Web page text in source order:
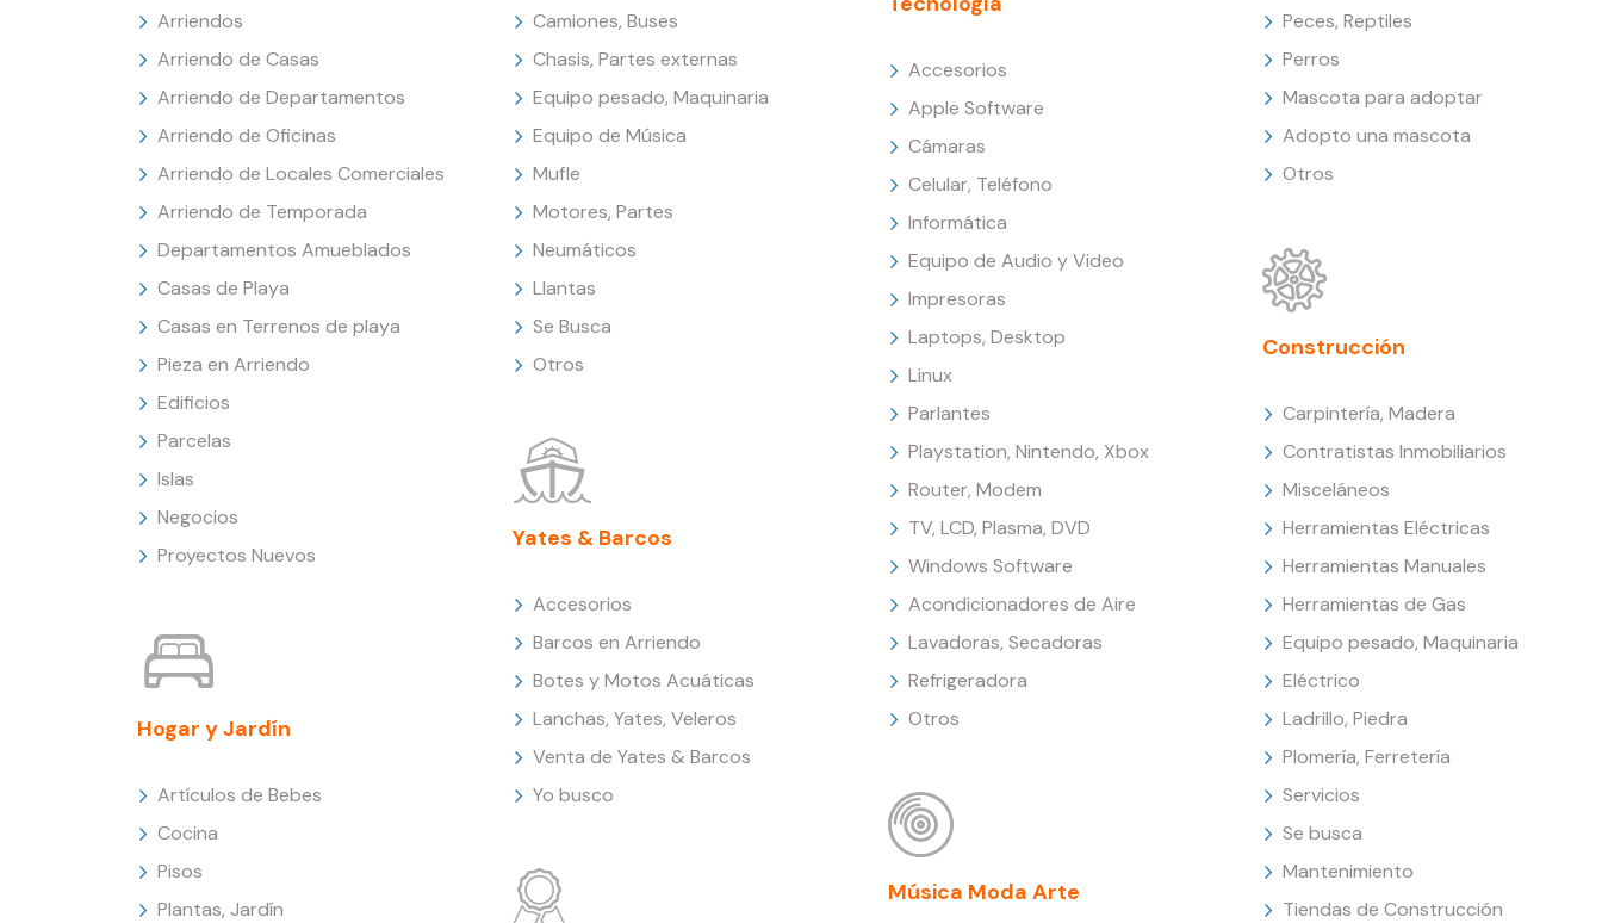
Arriendos
Arriendo de Casas
Arriendo de Departamentos
Arriendo de Oficinas
Arriendo de Locales Comerciales
Arriendo de Temporada
Departamentos Amueblados
Casas de Playa
Casas en Terrenos de playa
Pieza en Arriendo
Edificios
Parcelas
Islas
Negocios
Proyectos Nuevos
Hogar y Jardín
Artículos de Bebes
Cocina
Pisos
Plantas, Jardín
Camiones, Buses
Chasis, Partes externas
Equipo pesado, Maquinaria
Equipo de Música
Mufle
Motores, Partes
Neumáticos
Llantas
Se Busca
Otros
Yates & Barcos
Accesorios
Barcos en Arriendo
Botes y Motos Acuáticas
Lanchas, Yates, Veleros
Venta de Yates & Barcos
Yo busco
Accesorios
Apple Software
Cámaras
Celular, Teléfono
Informática
Equipo de Audio y Video
Impresoras
Laptops, Desktop
Linux
Parlantes
Playstation, Nintendo, Xbox
Router, Modem
TV, LCD, Plasma, DVD
Windows Software
Acondicionadores de Aire
Lavadoras, Secadoras
Refrigeradora
Otros
Música Moda Arte
Peces, Reptiles
Perros
Mascota para adoptar
Adopto una mascota
Otros
Construcción
Carpintería, Madera
Contratistas Inmobiliarios
Misceláneos
Herramientas Eléctricas
Herramientas Manuales
Herramientas de Gas
Equipo pesado, Maquinaria
Eléctrico
Ladrillo, Piedra
Plomería, Ferretería
Servicios
Se busca
Mantenimiento
Tiendas de Construcción